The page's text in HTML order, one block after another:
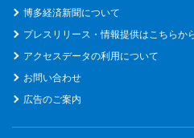
博多経済新聞について
プレスリリース・情報提供はこちらか
アクセスデータの利用について
お問い合わせ
広告のご案内